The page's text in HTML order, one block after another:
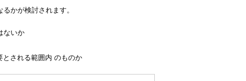
が検討されます。
ないか
される範囲内 のものか